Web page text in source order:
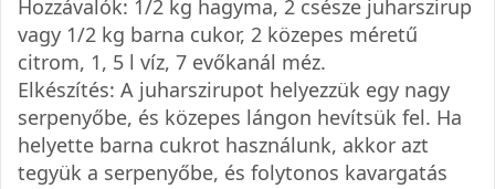
Hozzávalók: 1/2 kg hagyma, 2 csésze juharszirup
vagy 1/2 kg barna cukor, 2 közepes méretű
citrom, 1, 5 l víz, 7 evőkanál méz.
Elkészítés: A juharszirupot helyezzük egy nagy
serpenyőbe, és közepes lángon hevítsük fel. Ha
helyette barna cukrot használunk, akkor azt
tegyük a serpenyőbe, és folytonos kavargatás